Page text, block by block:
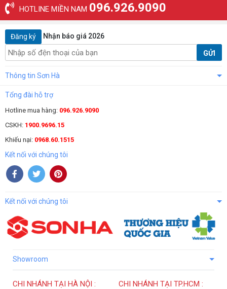
HOTLINE MIỀN NAM 096.926.9090
Đăng ký Nhận báo giá 2026
GỬI
Thông tin Sơn Hà
Tổng đài hỗ trợ
Hotline mua hàng: 096.926.9090
CSKH: 1900.9696.15
Khiếu nại: 0968.60.1515
Kết nối với chúng tôi
Kết nối với chúng tôi
Showroom
CHI NHÁNH TẠI HÀ NỘI :
CHI NHÁNH TẠI TP.HCM :